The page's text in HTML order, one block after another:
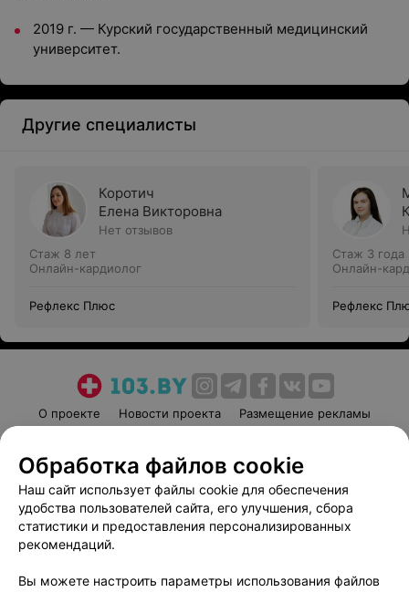
2019 г. — Курский государственный медицинский
университет.
Другие специалисты
Коротич
Елена Викторовна
Нет отзывов
Стаж 8 лет
Онлайн-кардиолог
Рефлекс Плюс
Стаж 3 года
Онлайн-
Рефлекс
О проекте Новости проекта
Размещение рекламы
Пользовательское соглашение
Способы оплаты
Вакансии
Партнеры
Написать руководителю 103.by
Обработка файлов cookie
Наш сайт использует файлы cookie для обеспечения
удобства пользователей сайта, его улучшения, сбора
статистики и предоставления персонализированных
рекомендаций.
Вы можете настроить параметры использования файлов